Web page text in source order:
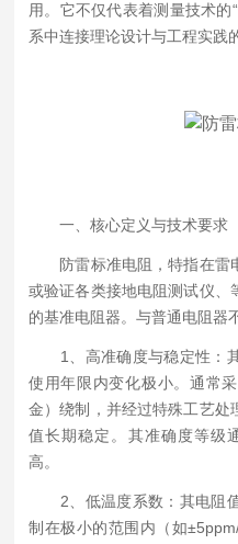
用。它不仅代表着测量技术的
系中连接理论设计与工程实践
一、核心定义与技术要求
防雷标准电阻，特指在雷
或验证各类接地电阻测试仪、
的基准电阻器。与普通电阻器
1、高准确度与稳定性：其
使用年限内变化极小。通常
金）绕制，并经过特殊工艺处
值长期稳定。其准确度等级
高。
2、低温度系数：其电阻值
制在极小的范围内（如